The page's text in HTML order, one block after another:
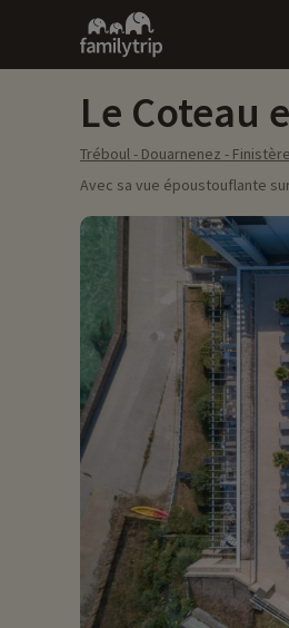
Family
trip
Le Coteau
Tréboul - Douarnenez -
Avec sa vue époustouflante